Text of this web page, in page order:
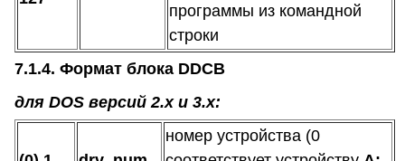
программы из командной
строки
7.1.4. Формат блока DDCB
для DOS версий 2.х и 3.х:
номер устройства (0